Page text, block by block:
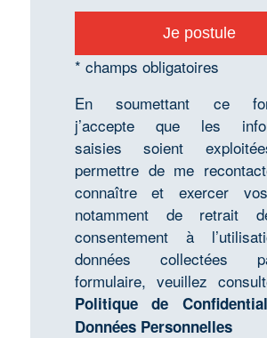
* champs obligatoires
En soumettant ce
j’accepte que les
saisies soient
permettre de me
connaître et exercer
notamment de retrait
consentement à
données collectées
formulaire, veuillez
Politique de
Données Personnelles